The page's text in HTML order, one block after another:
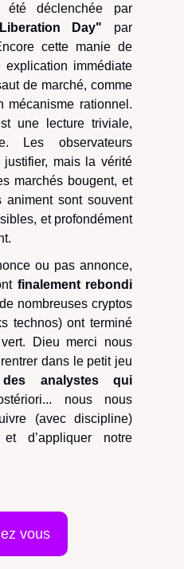
été déclenchée par
Day" par
cette manie de
immédiate
de marché, comme
mécanisme rationnel.
une lecture triviale,
Les observateurs
justifier, mais la vérité
marchés bougent, et
animent sont souvent
et profondément
ou pas annonce,
finalement rebondi
nombreuses cryptos
technos) ont terminé
Dieu merci nous
dans le petit jeu
des analystes qui
nous nous
(avec discipline)
d’appliquer notre
vous